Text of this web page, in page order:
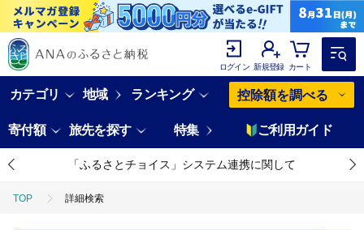
ログイン 新規登録 カート
カテゴリ 地域 ランキング 控除額を調べる
寄付額 旅先を探す 特集 ご利用ガイド
「ふるさとチョイス」システム連携に関して
TOP 詳細検索